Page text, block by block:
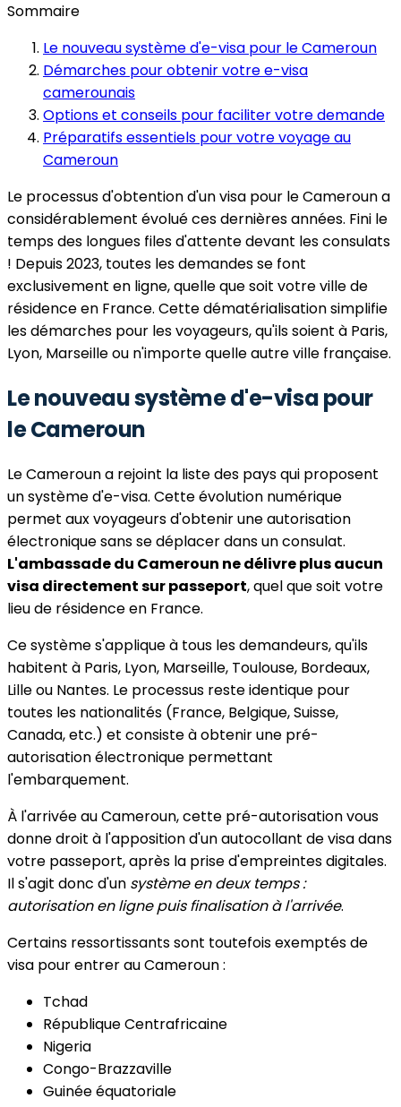
Sommaire
Le nouveau système d'e-visa pour le Cameroun
Démarches pour obtenir votre e-visa
camerounais
Options et conseils pour faciliter votre demande
Préparatifs essentiels pour votre voyage au
Cameroun
Le processus d'obtention d'un visa pour le Cameroun a
considérablement évolué ces dernières années. Fini le
temps des longues files d'attente devant les consulats
! Depuis 2023, toutes les demandes se font
exclusivement en ligne, quelle que soit votre ville de
résidence en France. Cette dématérialisation simplifie
les démarches pour les voyageurs, qu'ils soient à Paris,
Lyon, Marseille ou n'importe quelle autre ville française.
Le nouveau système d'e-visa pour
le Cameroun
Le Cameroun a rejoint la liste des pays qui proposent
un système d'e-visa. Cette évolution numérique
permet aux voyageurs d'obtenir une autorisation
électronique sans se déplacer dans un consulat.
L'ambassade du Cameroun ne délivre plus aucun
visa directement sur passeport, quel que soit votre
lieu de résidence en France.
Ce système s'applique à tous les demandeurs, qu'ils
habitent à Paris, Lyon, Marseille, Toulouse, Bordeaux,
Lille ou Nantes. Le processus reste identique pour
toutes les nationalités (France, Belgique, Suisse,
Canada, etc.) et consiste à obtenir une pré-
autorisation électronique permettant
l'embarquement.
À l'arrivée au Cameroun, cette pré-autorisation vous
donne droit à l'apposition d'un autocollant de visa dans
votre passeport, après la prise d'empreintes digitales.
Il s'agit donc d'un système en deux temps :
autorisation en ligne puis finalisation à l'arrivée.
Certains ressortissants sont toutefois exemptés de
visa pour entrer au Cameroun :
Tchad
République Centrafricaine
Nigeria
Congo-Brazzaville
Guinée équatoriale